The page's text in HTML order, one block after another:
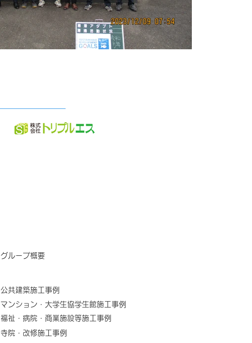
​グループ概要
​公共建築施工事例
マンション・大学生協学生館施工事例
福祉・病院・商業施設等施工事例
寺院・改修施工事例